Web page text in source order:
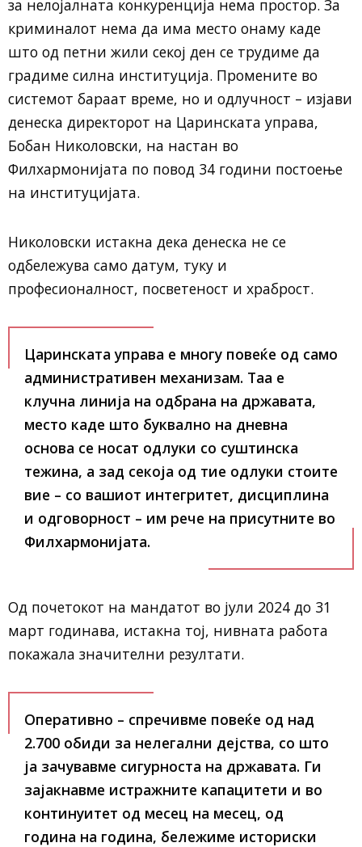
за нелојалната конкуренција нема простор. За
криминалот нема да има место онаму каде
што од петни жили секој ден се трудиме да
градиме силна институција. Промените во
системот бараат време, но и одлучност – изјави
денеска директорот на Царинската управа,
Бобан Николовски, на настан во
Филхармонијата по повод 34 години постоење
на институцијата.
Николовски истакна дека денеска не се
одбележува само датум, туку и
професионалност, посветеност и храброст.
Царинската управа е многу повеќе од само
административен механизам. Таа е
клучна линија на одбрана на државата,
место каде што буквално на дневна
основа се носат одлуки со суштинска
тежина, а зад секоја од тие одлуки стоите
вие – со вашиот интегритет, дисциплина
и одговорност – им рече на присутните во
Филхармонијата.
Од почетокот на мандатот во јули 2024 до 31
март годинава, истакна тој, нивната работа
покажала значителни резултати.
Оперативно – спречивме повеќе од над
2.700 обиди за нелегални дејства, со што
ја зачувавме сигурноста на државата. Ги
зајакнавме истражните капацитети и во
континуитет од месец на месец, од
година на година, бележиме историски